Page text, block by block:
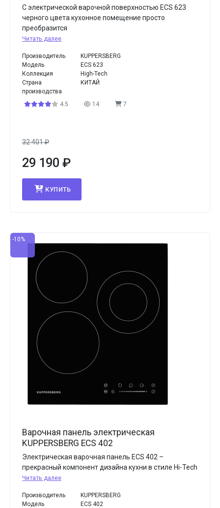
С электрической варочной поверхностью ECS 623
черного цвета кухонное помещение просто
преобразится
Читать далее
Производитель
KUPPERSBERG
Модель
ECS 623
Коллекция
High-Tech
Страна
производства
КИТАЙ
4.5 14 7
32 401₽
29 190 ₽
КУПИТЬ
-10%
Варочная панель электрическая
KUPPERSBERG ECS 402
Электрическая варочная панель ECS 402 –
прекрасный компонент дизайна кухни в стиле Hi-Tech
Читать далее
Производитель
KUPPERSBERG
Модель
ECS 402